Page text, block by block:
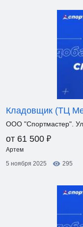
Кладовщик (ТЦ
ООО "Спортмастер".
от 61 500 ₽
Артем
5 ноября 2025
295